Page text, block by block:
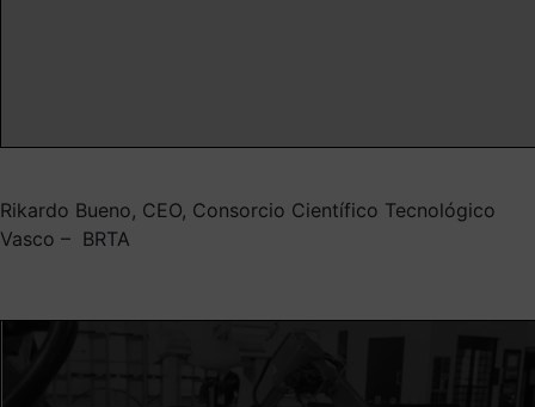
Rikardo Bueno, CEO, Consorcio Científico Tecnológico
Vasco – BRTA